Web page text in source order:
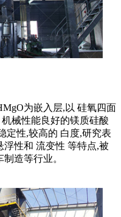
为嵌入层,以 硅氧四面
械性能良好的镁质硅酸
定性,较高的 白度,研究表
性和 流变性 等特点,被
造等行业。